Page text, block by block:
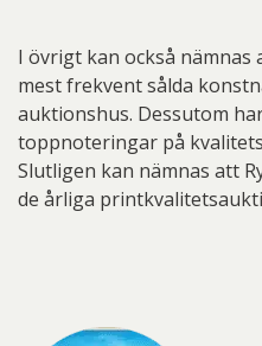
I övrigt kan också nämnas
mest frekvent sålda
auktionshus. Dessutom
toppnoteringar på
Slutligen kan nämnas att
de årliga